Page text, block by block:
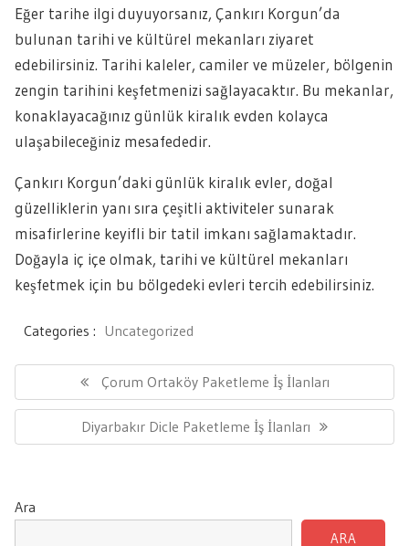
Eğer tarihe ilgi duyuyorsanız, Çankırı Korgun’da
bulunan tarihi ve kültürel mekanları ziyaret
edebilirsiniz. Tarihi kaleler, camiler ve müzeler, bölgenin
zengin tarihini keşfetmenizi sağlayacaktır. Bu mekanlar,
konaklayacağınız günlük kiralık evden kolayca
ulaşabileceğiniz mesafededir.
Çankırı Korgun’daki günlük kiralık evler, doğal
güzelliklerin yanı sıra çeşitli aktiviteler sunarak
misafirlerine keyifli bir tatil imkanı sağlamaktadır.
Doğayla iç içe olmak, tarihi ve kültürel mekanları
keşfetmek için bu bölgedeki evleri tercih edebilirsiniz.
Categories : Uncategorized
gezinmesi
Previous
Post:
Çorum Ortaköy Paketleme İş İlanları
Next
Post:
Diyarbakır Dicle Paketleme İş İlanları
Ara
ARA